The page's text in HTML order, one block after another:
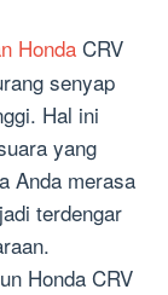
Honda CRV
senyap
Hal ini
yang
Anda merasa
terdengar
Honda CRV